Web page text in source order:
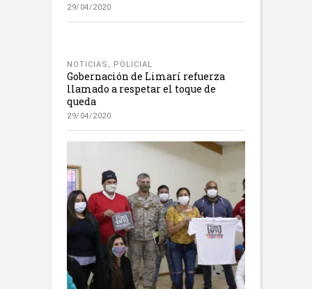
29/04/2020
NOTICIAS , POLICIAL
Gobernación de Limarí refuerza
llamado a respetar el toque de
queda
29/04/2020